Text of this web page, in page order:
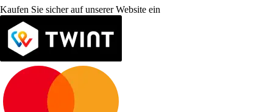
Kaufen Sie sicher auf unserer Website ein